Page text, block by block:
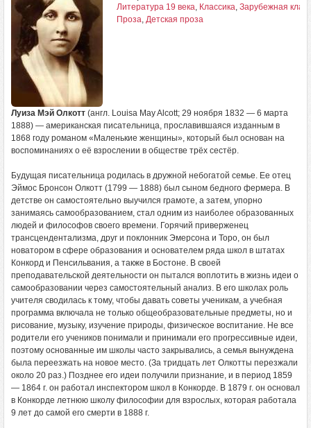
Литература 19 века, Классика, Зарубежная
Проза, Детская проза
Луиза Мэй Олкотт (англ. Louisa May Alcott; 29 ноября 1832 — 6 марта
1888) — американская писательница, прославившаяся изданным в
1868 году романом «Маленькие женщины», который был основан на
воспоминаниях о её взрослении в обществе трёх сестёр.
Будущая писательница родилась в дружной небогатой семье. Ее отец
Эймос Бронсон Олкотт (1799 — 1888) был сыном бедного фермера. В
детстве он самостоятельно выучился грамоте, а затем, упорно
занимаясь самообразованием, стал одним из наиболее образованных
людей и философов своего времени. Горячий приверженец
трансцендентализма, друг и поклонник Эмерсона и Торо, он был
новатором в сфере образования и основателем ряда школ в штатах
Конкорд и Пенсильвания, а также в Бостоне. В своей
преподавательской деятельности он пытался воплотить в жизнь идеи о
самообразовании через самостоятельный анализ. В его школах роль
учителя сводилась к тому, чтобы давать советы ученикам, а учебная
программа включала не только общеобразовательные предметы, но и
рисование, музыку, изучение природы, физическое воспитание. Не все
родители его учеников понимали и принимали его прогрессивные идеи,
поэтому основанные им школы часто закрывались, а семья вынуждена
была переезжать на новое место. (За тридцать лет Олкотты перезжали
около 20 раз.) Позднее его идеи получили признание, и в период 1859
— 1864 г. он работал инспектором школ в Конкорде. В 1879 г. он основал
в Конкорде летнюю школу философии для взрослых, которая работала
9 лет до самой его смерти в 1888 г.